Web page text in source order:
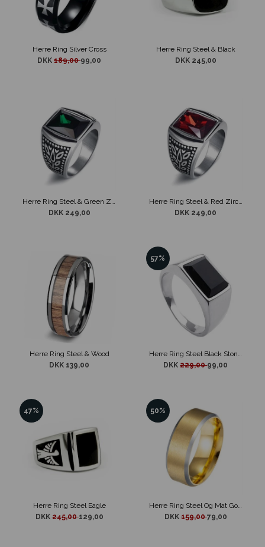
Herre Ring Silver Cross
DKK189,0099,00
Herre Ring Steel & Black
DKK 245,00
Herre Ring Steel & Green Zircon
DKK 249,00
Herre Ring Steel & Red Zircon
DKK 249,00
Herre Ring Steel & Wood
DKK 139,00
57%
DKK229,0099,00
47%
Herre Ring Steel Eagle
DKK245,00129,00
50%
Herre Ring Steel Og Mat Gold Design
DKK159,0079,00